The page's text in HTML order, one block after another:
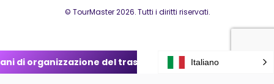
© TourMaster 2026. Tutti i diritti riservati.
di organizzazione del trasferimento Italiano